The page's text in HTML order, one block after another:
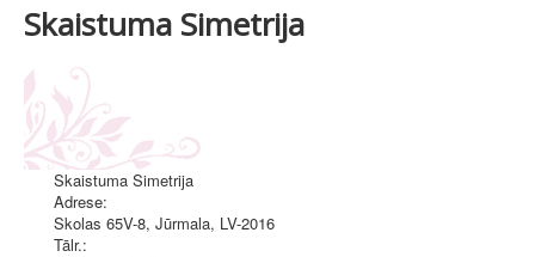
Skaistuma Simetrija
Skaistuma Simetrija
Adrese:
Skolas 65V-8, Jūrmala, LV-2016
Tālr.: